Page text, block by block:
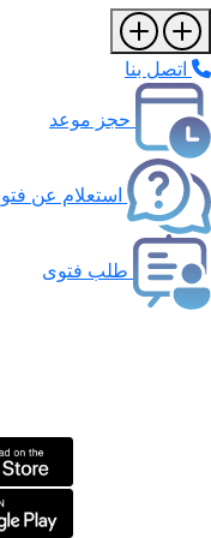
اتصل بنا
حجز موعد
استعلام عن
طلب فتوى